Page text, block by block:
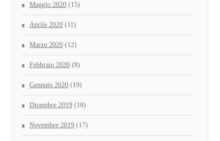
Maggio 2020 (15)
Aprile 2020 (11)
Marzo 2020 (12)
Febbraio 2020 (8)
Gennaio 2020 (19)
Dicembre 2019 (18)
Novembre 2019 (17)